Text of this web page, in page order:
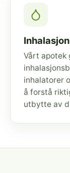
Vårt apotek
inhalatorer
å forstå
utbytte av